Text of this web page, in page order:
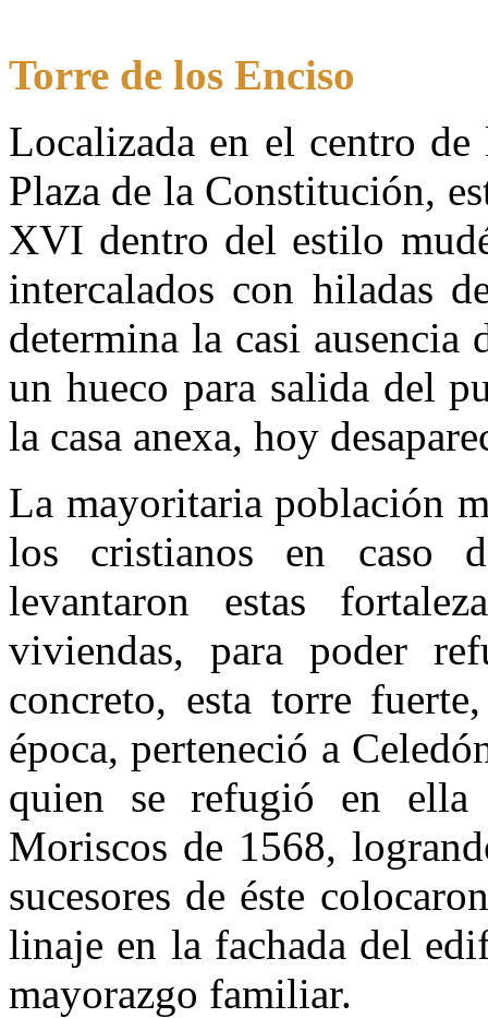
Torre de los Enciso
Localizada en el centro de
Plaza de la Constitución,
XVI dentro del estilo
intercalados con hiladas
determina la casi ausencia
un hueco para salida del
la casa anexa, hoy
La mayoritaria población
los cristianos en caso
levantaron estas
viviendas, para poder
concreto, esta torre
época, perteneció a
quien se refugió en ella
Moriscos de 1568,
sucesores de éste
linaje en la fachada del
mayorazgo familiar.